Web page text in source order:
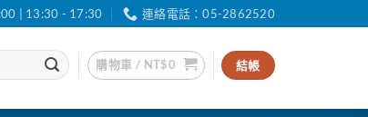
| 13:30 - 17:30 連絡電話：05-2862520
購物車 / NT$0 結帳